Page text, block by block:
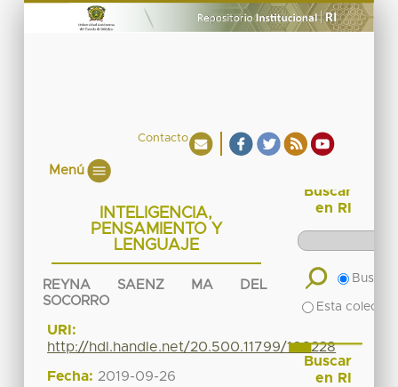
Contacto
Menú
INTELIGENCIA,
PENSAMIENTO Y
LENGUAJE
REYNA SAENZ MA DEL
SOCORRO
URI:
http://hdl.handle.net/20.500.11799/108228
Fecha: 2019-09-26
Buscar
en RI
Buscar
Esta
Buscar
en RI